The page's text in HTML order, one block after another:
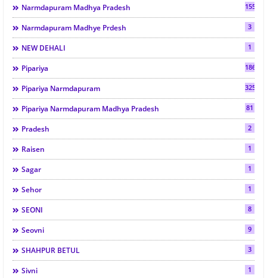
Narmdapuram Madhya Pradesh 1553
Narmdapuram Madhye Prdesh 3
NEW DEHALI 1
Pipariya 186
Pipariya Narmdapuram 325
Pipariya Narmdapuram Madhya Pradesh 81
Pradesh 2
Raisen 1
Sagar 1
Sehor 1
SEONI 8
Seovni 9
SHAHPUR BETUL 3
Sivni 1